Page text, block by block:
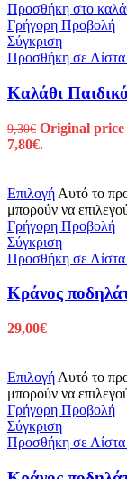
Προσθήκη στο
Γρήγορη Προβολή
Σύγκριση
Προσθήκη σε Λίστα
Καλάθι
9,30€ Original price
7,80€.
Επιλογή Αυτό το
μπορούν να
Γρήγορη Προβολή
Σύγκριση
Προσθήκη σε Λίστα
Κράνος
29,00€
Επιλογή Αυτό το
μπορούν να
Γρήγορη Προβολή
Σύγκριση
Προσθήκη σε Λίστα